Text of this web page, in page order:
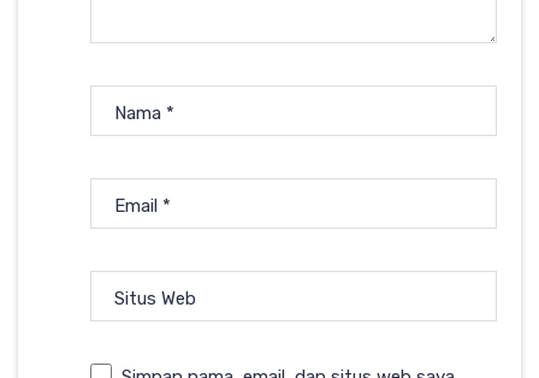
Nama *
Email *
Situs Web